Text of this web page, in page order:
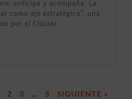
anticipa y acompaña: La
como eje estratégico”, una
por el Clúster
2 3 … 5 SIGUIENTE »